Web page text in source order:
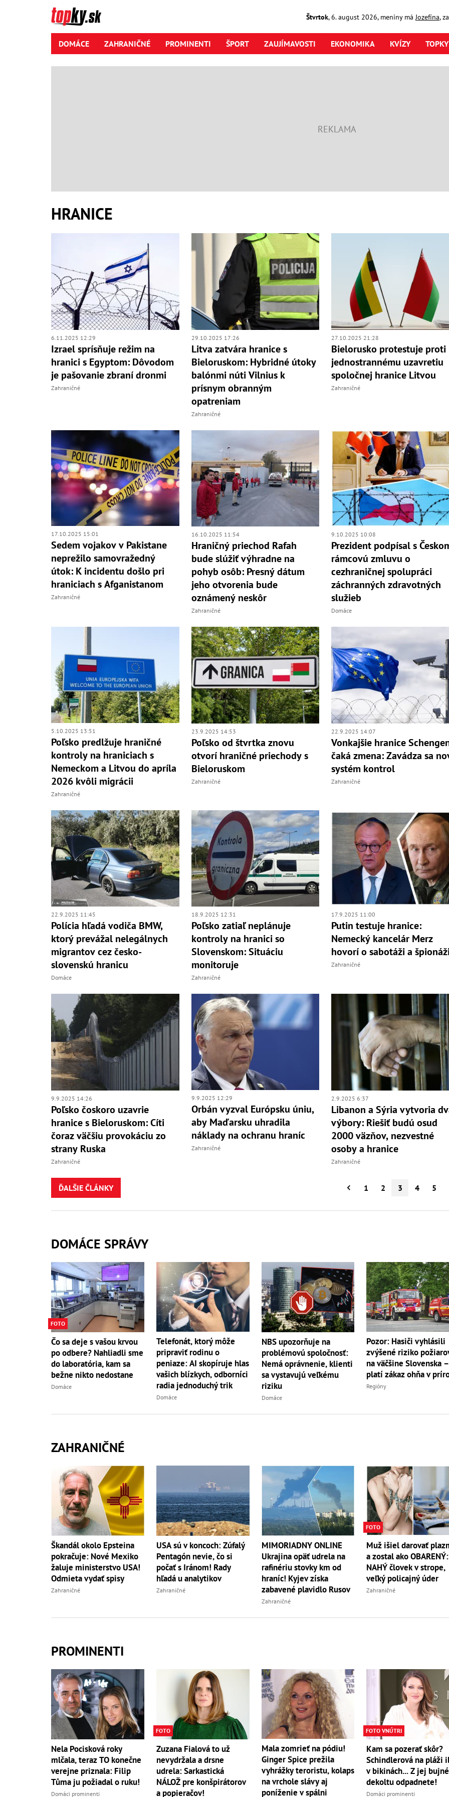
Štvrtok,6. august2026, meniny má Jozefína,
DOMÁCE ZAHRANIČNÉ PROMINENTI ŠPORT ZAUJÍMAVOSTI EKONOMIKA KVÍZY
HRANICE
6.11.2025 12:29
Izrael sprísňuje režim na
hranici s Egyptom: Dôvodom
je pašovanie zbraní dronmi
Zahraničné
29.10.2025 17:26
Litva zatvára hranice s
Bieloruskom: Hybridné útoky
balónmi núti Vilnius k
prísnym obranným
opatreniam
Zahraničné
27.10.2025 21:28
Bielorusko protestuje proti
jednostrannému uzavretiu
spoločnej hranice Litvou
Zahraničné
17.10.2025 15:01
Sedem vojakov v Pakistane
neprežilo samovražedný
útok: K incidentu došlo pri
hraniciach s Afganistanom
Zahraničné
16.10.2025 11:54
Hraničný priechod Rafah
bude slúžiť výhradne na
pohyb osôb: Presný dátum
jeho otvorenia bude
oznámený neskôr
Zahraničné
9.10.2025 10:08
Prezident podpísal s
rámcovú zmluvu o
cezhraničnej spolupráci
záchranných zdravotných
služieb
Domáce
5.10.2025 13:51
Poľsko predlžuje hraničné
kontroly na hraniciach s
Nemeckom a Litvou do apríla
2026 kvôli migrácii
Zahraničné
23.9.2025 14:53
Poľsko od štvrtka znovu
otvorí hraničné priechody s
Bieloruskom
Zahraničné
22.9.2025 14:07
Vonkajšie hranice
čaká zmena: Zavádza sa
systém kontrol
Zahraničné
22.9.2025 11:45
Polícia hľadá vodiča BMW,
ktorý prevážal nelegálnych
migrantov cez česko-
slovenskú hranicu
Domáce
18.9.2025 12:31
Poľsko zatiaľ neplánuje
kontroly na hranici so
Slovenskom: Situáciu
monitoruje
Zahraničné
17.9.2025 11:00
Putin testuje hranice:
Nemecký kancelár Merz
hovorí o sabotáži a
Zahraničné
9.9.2025 14:26
Poľsko čoskoro uzavrie
hranice s Bieloruskom: Cíti
čoraz väčšiu provokáciu zo
strany Ruska
Zahraničné
9.9.2025 12:29
Orbán vyzval Európsku úniu,
aby Maďarsku uhradila
náklady na ochranu hraníc
Zahraničné
2.9.2025 6:37
Libanon a Sýria vytvoria
výbory: Riešiť budú osud
2000 väzňov, nezvestné
osoby a hranice
Zahraničné
ĎALŠIE ČLÁNKY 1 2 3 4 5
DOMÁCE SPRÁVY
FOTO
Čo sa deje s vašou krvou
po odbere? Nahliadli sme
do laboratória, kam sa
bežne nikto nedostane
Domáce
Telefonát, ktorý môže
pripraviť rodinu o
peniaze: AI skopíruje hlas
vašich blízkych, odborníci
radia jednoduchý trik
Domáce
NBS upozorňuje na
problémovú spoločnosť:
Nemá oprávnenie, klienti
sa vystavujú veľkému
riziku
Domáce
Pozor: Hasiči vyhlásili
zvýšené riziko
na väčšine Slovenska –
platí zákaz ohňa v
Regióny
ZAHRANIČNÉ
Škandál okolo Epsteina
pokračuje: Nové Mexiko
žaluje ministerstvo USA!
Odmieta vydať spisy
Zahraničné
USA sú v koncoch: Zúfalý
Pentagón nevie, čo si
počať s Iránom! Rady
hľadá u analytikov
Zahraničné
MIMORIADNY ONLINE
Ukrajina opäť udrela na
rafinériu stovky km od
hraníc! Kyjev získa
zabavené plavidlo Rusov
Zahraničné
FOTO
Muž išiel darovať
a zostal ako OBARENÝ:
NAHÝ človek v strope,
veľký policajný úder
Zahraničné
PROMINENTI
Nela Pocisková roky
mlčala, teraz TO konečne
verejne priznala: Filip
Tůma ju požiadal o ruku!
Domáci prominenti
FOTO
Zuzana Fialová to už
nevydržala a drsne
udrela: Sarkastická
NÁLOŽ pre konšpirátorov
a popieračov!
Mala zomrieť na pódiu!
Ginger Spice prežila
vyhrážky teroristu, kolaps
na vrchole slávy aj
poníženie v spálni
FOTO VNÚTRI
Kam sa pozerať skôr?
Schindlerová na pláži
v bikinách... Z jej
dekoltu odpadnete!
Domáci prominenti